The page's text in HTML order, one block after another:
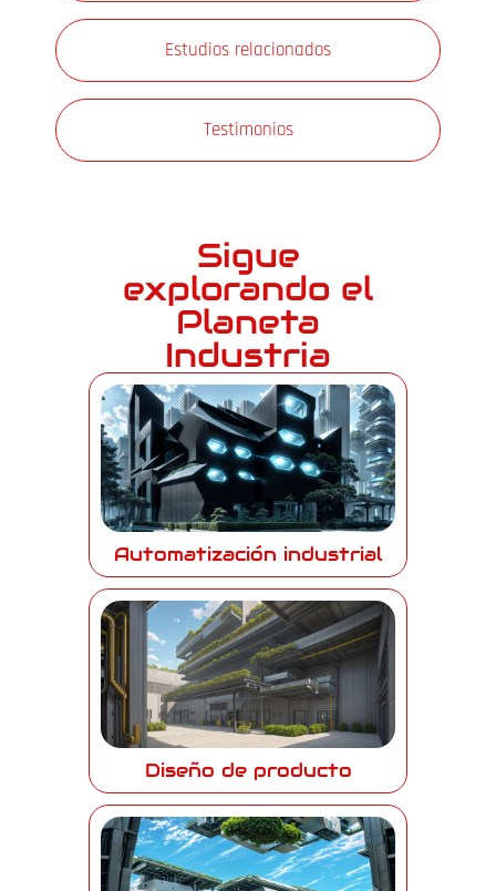
Estudios relacionados
Testimonios
Sigue
explorando el
Planeta
Industria
Automatización industrial
Diseño de producto